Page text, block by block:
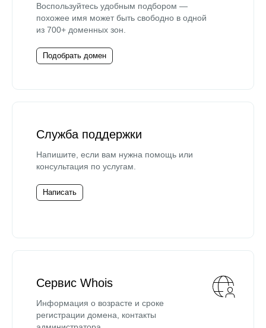
Воспользуйтесь удобным подбором —
похожее имя может быть свободно в одной
из 700+ доменных зон.
Подобрать домен
Служба поддержки
Напишите, если вам нужна помощь или
консультация по услугам.
Написать
Сервис Whois
Информация о возрасте и сроке
регистрации домена, контакты